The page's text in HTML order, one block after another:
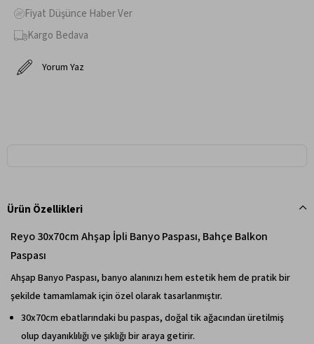
Fiyat Düşünce Haber Ver
Kargo Bedava
Yorum Yaz
Ürün Özellikleri
Reyo 30x70cm Ahşap İpli Banyo Paspası, Bahçe Balkon
Paspası
Ahşap Banyo Paspası, banyo alanınızı hem estetik hem de pratik bir
şekilde tamamlamak için özel olarak tasarlanmıştır.
30x70cm ebatlarındaki bu paspas, doğal tik ağacından üretilmiş
olup dayanıklılığı ve şıklığı bir araya getirir.